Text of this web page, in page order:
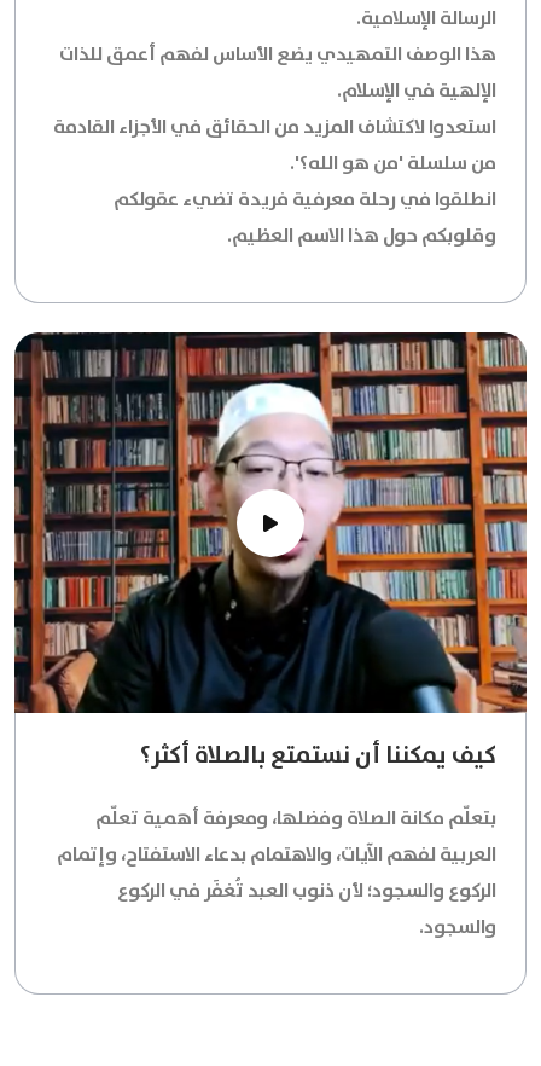
الرسالة الإسلامية.
هذا الوصف التمهيدي يضع الأساس لفهم أعمق للذات
الإلهية في الإسلام.
استعدوا لاكتشاف المزيد من الحقائق في الأجزاء القادمة
من سلسلة 'من هو الله؟'.
انطلقوا في رحلة معرفية فريدة تضيء عقولكم
وقلوبكم حول هذا الاسم العظيم.
كيف يمكننا أن نستمتع بالصلاة أكثر؟
بتعلّم مكانة الصلاة وفضلها، ومعرفة أهمية تعلّم
العربية لفهم الآيات، والاهتمام بدعاء الاستفتاح، وإتمام
الركوع والسجود؛ لأن ذنوب العبد تُغفَر في الركوع
والسجود.